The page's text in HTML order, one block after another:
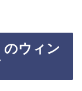
のウィン